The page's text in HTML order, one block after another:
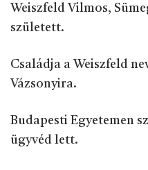
Weiszfeld Vilmos,
született.
Családja a Weiszfeld
Vázsonyira.
Budapesti Egyetemen
ügyvéd lett.